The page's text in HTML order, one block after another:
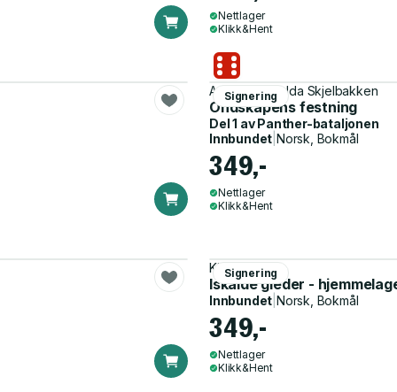
Nettlager
Klikk&Hent
Signering
Arne Lindmo, Ida Skjelbakken
Ondskapens festning
Del 1 avPanther-bataljonen
Innbundet |Norsk, Bokmål
349,-
Nettlager
Klikk&Hent
Signering
Kirsten Olsen
Iskalde gleder -
Innbundet |Norsk, Bokmål
349,-
Nettlager
Klikk&Hent